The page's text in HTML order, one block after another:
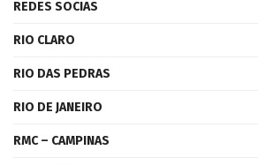
REDES SOCIAS
RIO CLARO
RIO DAS PEDRAS
RIO DE JANEIRO
RMC – CAMPINAS